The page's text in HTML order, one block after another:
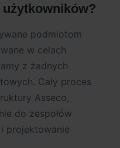
podmiotom
w celach
z żadnych
Cały proces
Asseco,
do zespołów
projektowanie